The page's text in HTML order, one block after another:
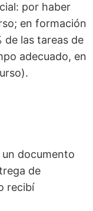
por haber
en formación
de las tareas de
adecuado, en
un documento
de
recibí